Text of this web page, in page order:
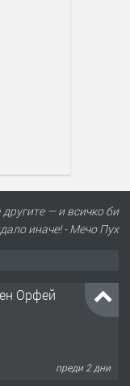
— и всичко би
иначе! - Мечо Пух
Орфей
преди 2 дни